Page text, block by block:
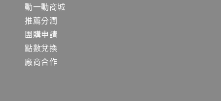
動一動商城
推薦分潤
團購申請
點數兌換
廠商合作